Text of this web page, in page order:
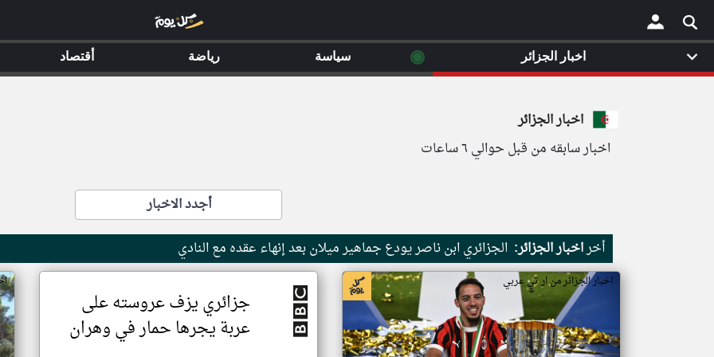
×
اخبار الجزائر
اخبار سابقه من قبل حوالي ٦ ساعات
أجدد الاخبار
أخراخبار الجزائر: الجزائري ابن ناصر يودع جماهير ميلان بعد إنهاء عقده مع النادي
اخبار الجزائر من ار تي عربي
جزائري يزف عروسته على
عربة يجرها حمار في وهران
اخبار الجزائر ◉ سياسة رياضة أقتصاد